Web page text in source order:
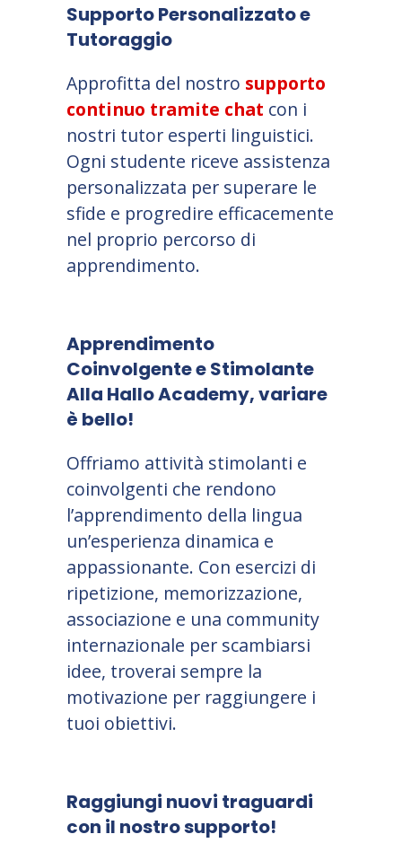
Supporto Personalizzato e
Tutoraggio
Approfitta del nostro supporto
continuo tramite chat con i
nostri tutor esperti linguistici.
Ogni studente riceve assistenza
personalizzata per superare le
sfide e progredire efficacemente
nel proprio percorso di
apprendimento.
Apprendimento
Coinvolgente e Stimolante
Alla Hallo Academy, variare
è bello!
Offriamo attività stimolanti e
coinvolgenti che rendono
l’apprendimento della lingua
un’esperienza dinamica e
appassionante. Con esercizi di
ripetizione, memorizzazione,
associazione e una community
internazionale per scambiarsi
idee, troverai sempre la
motivazione per raggiungere i
tuoi obiettivi.
Raggiungi nuovi traguardi
con il nostro supporto!